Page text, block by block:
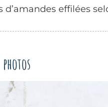
effilées